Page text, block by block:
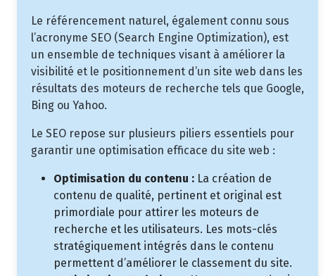
Le référencement naturel, également connu sous
l’acronyme SEO (Search Engine Optimization), est
un ensemble de techniques visant à améliorer la
visibilité et le positionnement d’un site web dans les
résultats des moteurs de recherche tels que Google,
Bing ou Yahoo.
Le SEO repose sur plusieurs piliers essentiels pour
garantir une optimisation efficace du site web :
Optimisation du contenu : La création de
contenu de qualité, pertinent et original est
primordiale pour attirer les moteurs de
recherche et les utilisateurs. Les mots-clés
stratégiquement intégrés dans le contenu
permettent d’améliorer le classement du site.